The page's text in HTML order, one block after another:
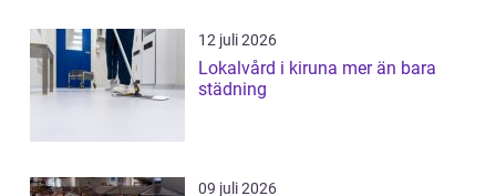
12 juli 2026
Lokalvård i kiruna mer än bara
städning
09 juli 2026